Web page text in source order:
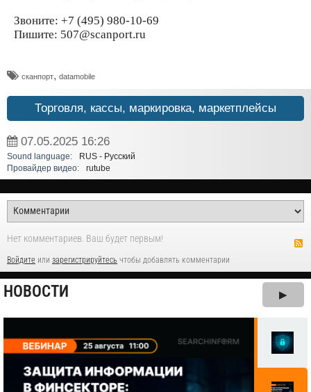
Звоните: +7 (495) 980-10-69
Пишите: 507@scanport.ru
сканпорт, datamobile
Торговля, кассы, маркировка, маркетплейсы
07.05.2025 16:26
Sound language:
RUS - Русский
Провайдер видео:
rutube
Нет комментариев. Ваш будет первым!
Войдите или зарегистрируйтесь чтобы добавлять комментарии
НОВОСТИ ▶